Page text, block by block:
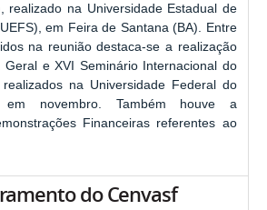
realizado na Universidade Estadual de
em Feira de Santana (BA). Entre
na reunião destaca-se a realização
Geral e XVI Seminário Internacional do
na Universidade Federal do
em novembro. Também houve a
Financeiras referentes ao
do Cenvasf